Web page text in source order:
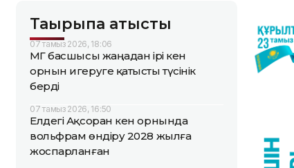
Тақырыпқа қатысты
07 тамыз 2026, 18:06
ҚМГ басшысы жаңадан ірі кен
орнын игеруге қатысты түсінік
берді
07 тамыз 2026, 16:50
Елдегі Ақсоран кен орнында
вольфрам өндіру 2028 жылға
жоспарланған